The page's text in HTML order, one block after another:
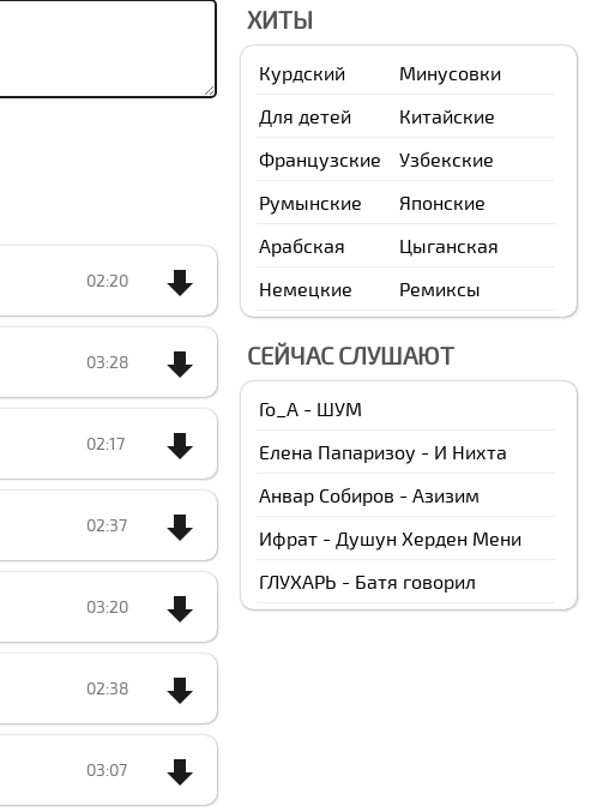
02:20
03:28
02:17
02:37
03:20
02:38
03:07
ХИТЫ
Курдский
Минусовки
Для детей
Китайские
Французские
Узбекские
Румынские
Японские
Арабская
Цыганская
Немецкие
Ремиксы
СЕЙЧАС СЛУШАЮТ
Го_А - ШУМ
Елена Папаризоу - И Нихта
Анвар Собиров - Азизим
Ифрат - Душун Херден Мени
ГЛУХАРЬ - Батя говорил